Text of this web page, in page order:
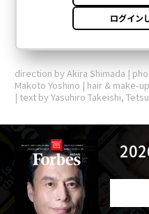
direction by Akira Shimada |
Makoto Yoshino | hair & make-
| text by Yasuhiro Takeishi,